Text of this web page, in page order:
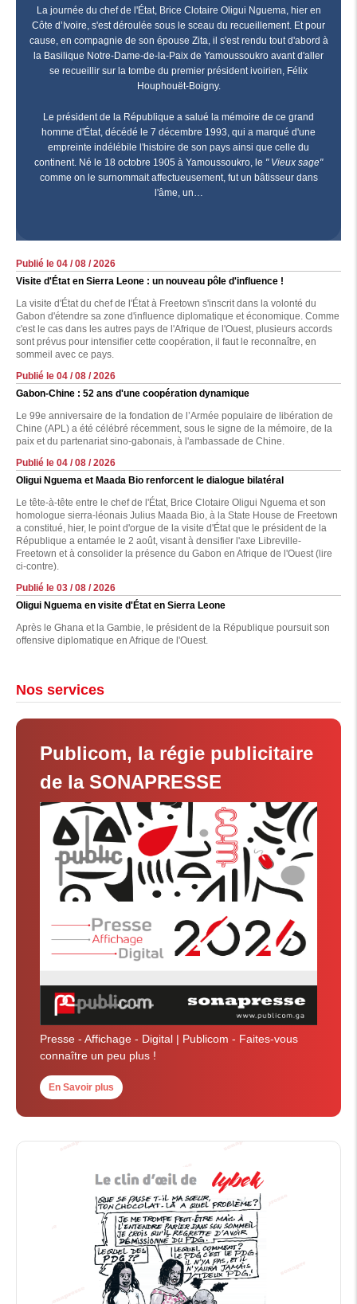
La journée du chef de l'État, Brice Clotaire Oligui Nguema, hier en
Côte d’Ivoire, s'est déroulée sous le sceau du recueillement. Et pour
cause, en compagnie de son épouse Zita, il s'est rendu tout d'abord à
la Basilique Notre-Dame-de-la-Paix de Yamoussoukro avant d'aller
se recueillir sur la tombe du premier président ivoirien, Félix
Houphouët-Boigny.
Le président de la République a salué la mémoire de ce grand
homme d'État, décédé le 7 décembre 1993, qui a marqué d'une
empreinte indélébile l'histoire de son pays ainsi que celle du
continent. Né le 18 octobre 1905 à Yamoussoukro, le " Vieux sage"
comme on le surnommait affectueusement, fut un bâtisseur dans
l'âme, un…
Publié le 04 / 08 / 2026
Visite d'État en Sierra Leone : un nouveau pôle d'influence !
La visite d'État du chef de l'État à Freetown s'inscrit dans la volonté du
Gabon d'étendre sa zone d'influence diplomatique et économique. Comme
c'est le cas dans les autres pays de l'Afrique de l'Ouest, plusieurs accords
sont prévus pour intensifier cette coopération, il faut le reconnaître, en
sommeil avec ce pays.
Publié le 04 / 08 / 2026
Gabon-Chine : 52 ans d'une coopération dynamique
Le 99e anniversaire de la fondation de l’Armée populaire de libération de
Chine (APL) a été célébré récemment, sous le signe de la mémoire, de la
paix et du partenariat sino-gabonais, à l'ambassade de Chine.
Publié le 04 / 08 / 2026
Oligui Nguema et Maada Bio renforcent le dialogue bilatéral
Le tête-à-tête entre le chef de l'État, Brice Clotaire Oligui Nguema et son
homologue sierra-léonais Julius Maada Bio, à la State House de Freetown
a constitué, hier, le point d'orgue de la visite d'État que le président de la
République a entamée le 2 août, visant à densifier l'axe Libreville-
Freetown et à consolider la présence du Gabon en Afrique de l'Ouest (lire
ci-contre).
Publié le 03 / 08 / 2026
Oligui Nguema en visite d'État en Sierra Leone
Après le Ghana et la Gambie, le président de la République poursuit son
offensive diplomatique en Afrique de l'Ouest.
Nos services
Publicom, la régie publicitaire
de la SONAPRESSE
Presse - Affichage - Digital | Publicom - Faites-vous
connaître un peu plus !
En Savoir plus